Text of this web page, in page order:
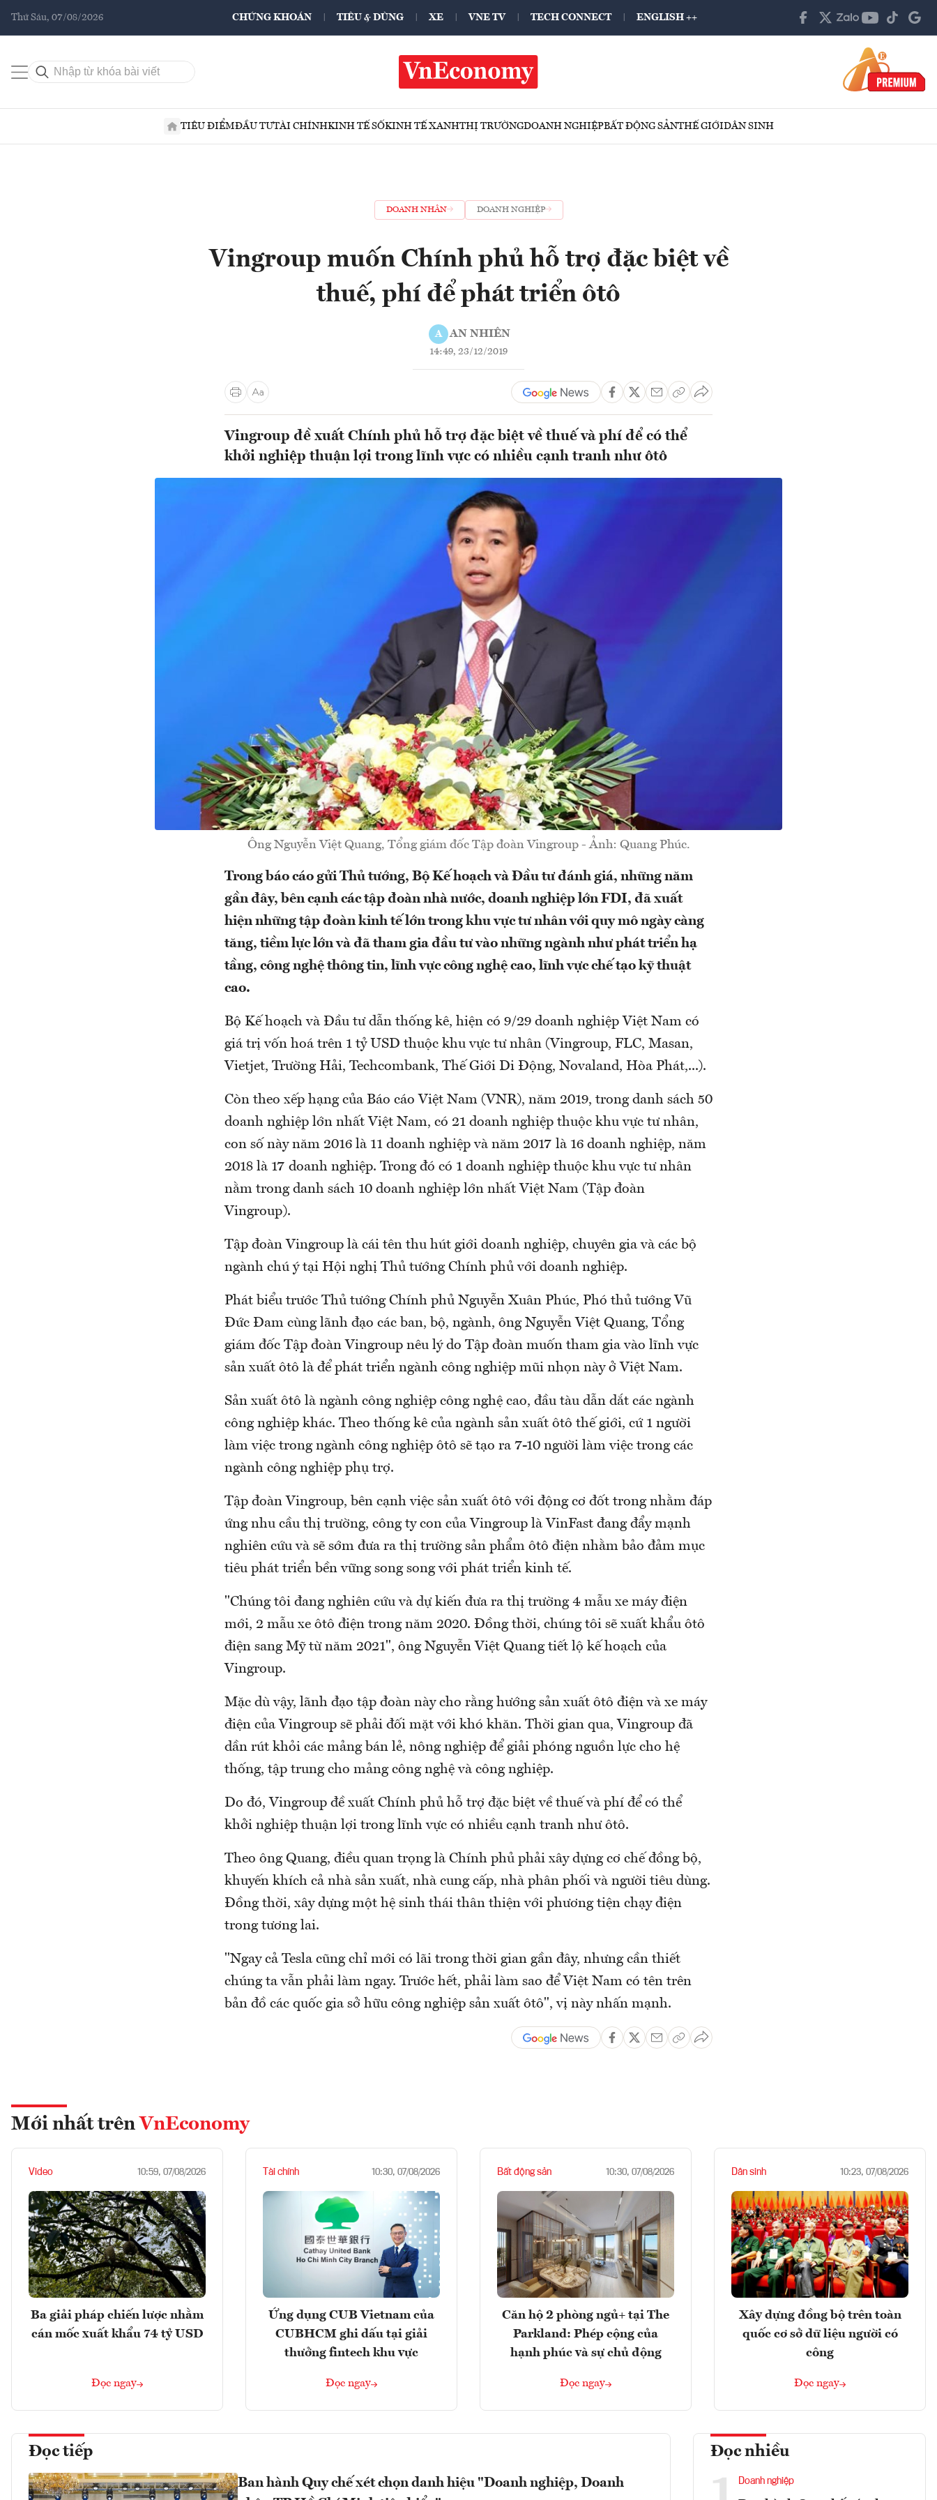
Thứ Sáu, 07/08/2026 CHỨNG KHOÁN TIÊU & DÙNG XE VNE TV TECH CONNECT ENGLISH ++
TIÊU ĐIỂMĐẦU TƯTÀI CHÍNHKINH TẾ SỐKINH TẾ XANHTHỊ TRƯỜNGDOANH NGHIỆPBẤT ĐỘNG SẢNTHẾ GIỚIDÂN SINH
DOANH NHÂN DOANH NGHIỆP
Vingroup muốn Chính phủ hỗ trợ đặc biệt về
thuế, phí để phát triển ôtô
A AN NHIÊN
14:49, 23/12/2019
Vingroup đề xuất Chính phủ hỗ trợ đặc biệt về thuế và phí để có thể
khởi nghiệp thuận lợi trong lĩnh vực có nhiều cạnh tranh như ôtô
Ông Nguyễn Việt Quang, Tổng giám đốc Tập đoàn Vingroup - Ảnh: Quang Phúc.
Trong báo cáo gửi Thủ tướng, Bộ Kế hoạch và Đầu tư đánh giá, những năm
gần đây, bên cạnh các tập đoàn nhà nước, doanh nghiệp lớn FDI, đã xuất
hiện những tập đoàn kinh tế lớn trong khu vực tư nhân với quy mô ngày càng
tăng, tiềm lực lớn và đã tham gia đầu tư vào những ngành như phát triển hạ
tầng, công nghệ thông tin, lĩnh vực công nghệ cao, lĩnh vực chế tạo kỹ thuật
cao.
Bộ Kế hoạch và Đầu tư dẫn thống kê, hiện có 9/29 doanh nghiệp Việt Nam có
giá trị vốn hoá trên 1 tỷ USD thuộc khu vực tư nhân (Vingroup, FLC, Masan,
Vietjet, Trường Hải, Techcombank, Thế Giới Di Động, Novaland, Hòa Phát,...).
Còn theo xếp hạng của Báo cáo Việt Nam (VNR), năm 2019, trong danh sách 50
doanh nghiệp lớn nhất Việt Nam, có 21 doanh nghiệp thuộc khu vực tư nhân,
con số này năm 2016 là 11 doanh nghiệp và năm 2017 là 16 doanh nghiệp, năm
2018 là 17 doanh nghiệp. Trong đó có 1 doanh nghiệp thuộc khu vực tư nhân
nằm trong danh sách 10 doanh nghiệp lớn nhất Việt Nam (Tập đoàn
Vingroup).
Tập đoàn Vingroup là cái tên thu hút giới doanh nghiệp, chuyên gia và các bộ
ngành chú ý tại Hội nghị Thủ tướng Chính phủ với doanh nghiệp.
Phát biểu trước Thủ tướng Chính phủ Nguyễn Xuân Phúc, Phó thủ tướng Vũ
Đức Đam cùng lãnh đạo các ban, bộ, ngành, ông Nguyễn Việt Quang, Tổng
giám đốc Tập đoàn Vingroup nêu lý do Tập đoàn muốn tham gia vào lĩnh vực
sản xuất ôtô là để phát triển ngành công nghiệp mũi nhọn này ở Việt Nam.
Sản xuất ôtô là ngành công nghiệp công nghệ cao, đầu tàu dẫn dắt các ngành
công nghiệp khác. Theo thống kê của ngành sản xuất ôtô thế giới, cứ 1 người
làm việc trong ngành công nghiệp ôtô sẽ tạo ra 7-10 người làm việc trong các
ngành công nghiệp phụ trợ.
Tập đoàn Vingroup, bên cạnh việc sản xuất ôtô với động cơ đốt trong nhằm đáp
ứng nhu cầu thị trường, công ty con của Vingroup là VinFast đang đẩy mạnh
nghiên cứu và sẽ sớm đưa ra thị trường sản phẩm ôtô điện nhằm bảo đảm mục
tiêu phát triển bền vững song song với phát triển kinh tế.
"Chúng tôi đang nghiên cứu và dự kiến đưa ra thị trường 4 mẫu xe máy điện
mới, 2 mẫu xe ôtô điện trong năm 2020. Đồng thời, chúng tôi sẽ xuất khẩu ôtô
điện sang Mỹ từ năm 2021", ông Nguyễn Việt Quang tiết lộ kế hoạch của
Vingroup.
Mặc dù vậy, lãnh đạo tập đoàn này cho rằng hướng sản xuất ôtô điện và xe máy
điện của Vingroup sẽ phải đối mặt với khó khăn. Thời gian qua, Vingroup đã
dần rút khỏi các mảng bán lẻ, nông nghiệp để giải phóng nguồn lực cho hệ
thống, tập trung cho mảng công nghệ và công nghiệp.
Do đó, Vingroup đề xuất Chính phủ hỗ trợ đặc biệt về thuế và phí để có thể
khởi nghiệp thuận lợi trong lĩnh vực có nhiều cạnh tranh như ôtô.
Theo ông Quang, điều quan trọng là Chính phủ phải xây dựng cơ chế đồng bộ,
khuyến khích cả nhà sản xuất, nhà cung cấp, nhà phân phối và người tiêu dùng.
Đồng thời, xây dựng một hệ sinh thái thân thiện với phương tiện chạy điện
trong tương lai.
"Ngay cả Tesla cũng chỉ mới có lãi trong thời gian gần đây, nhưng cần thiết
chúng ta vẫn phải làm ngay. Trước hết, phải làm sao để Việt Nam có tên trên
bản đồ các quốc gia sở hữu công nghiệp sản xuất ôtô", vị này nhấn mạnh.
Mới nhất trên VnEconomy
Video 10:59, 07/08/2026
Ba giải pháp chiến lược nhằm
cán mốc xuất khẩu 74 tỷ USD
Đọc ngay
Tài chính 10:30, 07/08/2026
Ứng dụng CUB Vietnam của
CUBHCM ghi dấu tại giải
thưởng fintech khu vực
Đọc ngay
Bất động sản 10:30, 07/08/2026
Căn hộ 2 phòng ngủ+ tại The
Parkland: Phép cộng của
hạnh phúc và sự chủ động
Đọc ngay
Dân sinh 10:23, 07/08/2026
Xây dựng đồng bộ trên toàn
quốc cơ sở dữ liệu người có
công
Đọc ngay
Đọc tiếp
Ban hành Quy chế xét chọn danh hiệu "Doanh nghiệp, Doanh
Đọc nhiều
Doanh nghiệp